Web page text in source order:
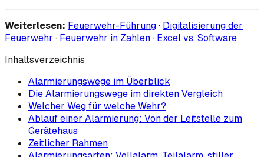
Weiterlesen: Feuerwehr-Führung· Digitalisierung der
Feuerwehr · Feuerwehr in Zahlen· Excel vs. Software
Inhaltsverzeichnis
Alarmierungswege im Überblick
Die Alarmierungswege im direkten Vergleich
Welcher Weg für welche Wehr?
Ablauf einer Alarmierung: Von der Leitstelle zum
Gerätehaus
Zeitlicher Rahmen